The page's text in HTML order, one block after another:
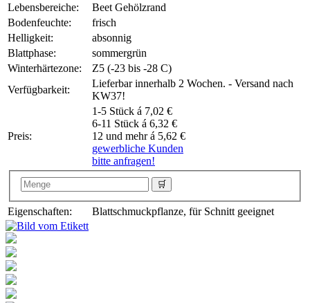
Lebensbereiche:
Beet Gehölzrand
Bodenfeuchte:
frisch
Helligkeit:
absonnig
Blattphase:
sommergrün
Winterhärtezone:
Z5 (-23 bis -28 C)
Verfügbarkeit:
Lieferbar innerhalb 2 Wochen. - Versand nach
KW37!
Preis:
1-5 Stück á 7,02 €
6-11 Stück á 6,32 €
12 und mehr á 5,62 €
gewerbliche Kunden
bitte anfragen!
Eigenschaften: Blattschmuckpflanze, für Schnitt geeignet